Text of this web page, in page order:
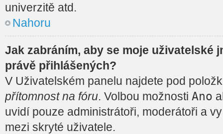
univerzitě atd.
Nahoru
Jak zabráním, aby se moje uživatelské
právě přihlášených?
V Uživatelském panelu najdete pod
přítomnost na fóru. Volbou možnosti Ano
uvidí pouze administrátoři, moderátoři a
mezi skryté uživatele.